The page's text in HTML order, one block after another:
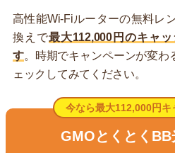
高性能Wi-Fiルーターの無料レ
換えで最大112,000円のキャ
す。時期でキャンペーンが変わ
ェックしてみてください。
今なら最大112,000円キ
GMOとくとくBB